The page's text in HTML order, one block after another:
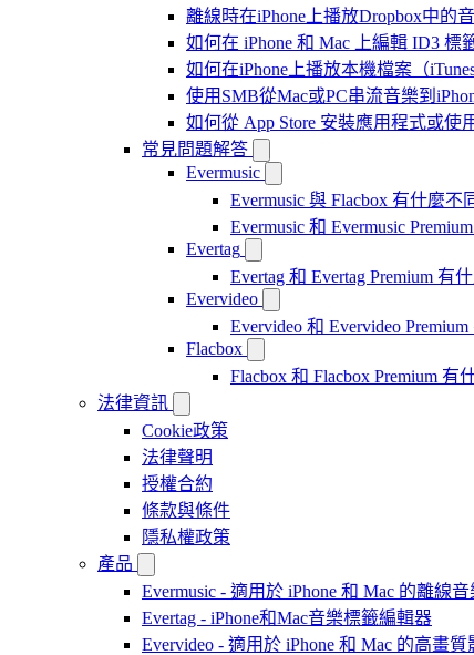
離線時在iPhone上播放Dropbox中的
如何在 iPhone 和 Mac 上編輯 ID3 標
如何在iPhone上播放本機檔案（
使用SMB從Mac或PC串流音樂到
如何從 App Store 安裝應用程式或
常見問題解答
Evermusic
Evermusic 與 Flacbox 有什麼不
Evermusic 和 Evermusic
Evertag
Evertag 和 Evertag Premium 有
Evervideo
Evervideo 和 Evervideo
Flacbox
Flacbox 和 Flacbox Premium 有
法律資訊
Cookie政策
法律聲明
授權合約
條款與條件
隱私權政策
產品
Evermusic - 適用於 iPhone 和 Mac 的離線
Evertag - iPhone和Mac音樂標籤編輯器
Evervideo - 適用於 iPhone 和 Mac 的高畫